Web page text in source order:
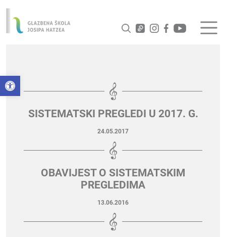
Open toolbar
SISTEMATSKI PREGLEDI U 2017. G.
24.05.2017
OBAVIJEST O SISTEMATSKIM
PREGLEDIMA
13.06.2016